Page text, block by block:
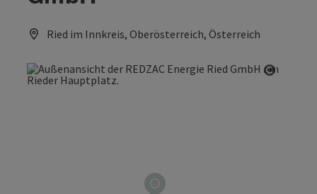
Ried im Innkreis, Oberösterreich, Österreich